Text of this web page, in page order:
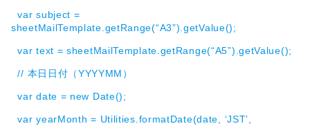
var subject =
sheetMailTemplate.getRange(“A3”).getValue();
var text = sheetMailTemplate.getRange(“A5”).getValue();
// 本日日付（YYYYMM）
var date = new Date();
var yearMonth = Utilities.formatDate(date, ‘JST’,